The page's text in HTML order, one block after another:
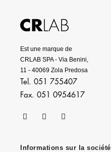
Est une marque de
CRLAB SPA - Via Benini,
11 - 40069 Zola Predosa
Tel. 051 755407
Fax. 051 0954617
Informations sur la société